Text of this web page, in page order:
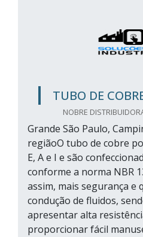
TUBO DE
NOBRE
Grande São Paulo,
regiãoO tubo de cobre
E, A e I e são
conforme a norma NBR
assim, mais segurança e
condução de fluidos,
apresentar alta
proporcionar fácil